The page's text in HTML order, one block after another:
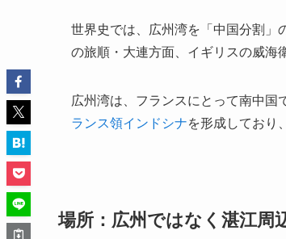
世界史では、広州湾を「中国分割」
の旅順・大連方面、イギリスの威海
広州湾は、フランスにとって南中国
ランス領インドシナを形成しており
場所：広州ではなく湛江周